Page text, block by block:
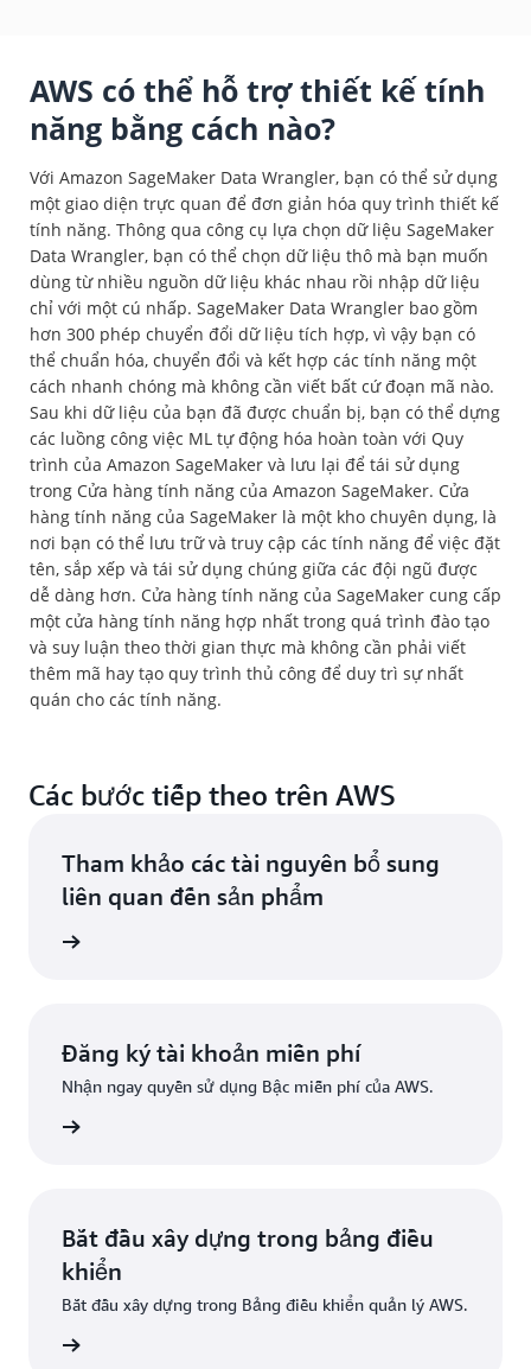
AWS có thể hỗ trợ thiết kế tính
năng bằng cách nào?
Với Amazon SageMaker Data Wrangler, bạn có thể sử dụng
một giao diện trực quan để đơn giản hóa quy trình thiết kế
tính năng. Thông qua công cụ lựa chọn dữ liệu SageMaker
Data Wrangler, bạn có thể chọn dữ liệu thô mà bạn muốn
dùng từ nhiều nguồn dữ liệu khác nhau rồi nhập dữ liệu
chỉ với một cú nhấp. SageMaker Data Wrangler bao gồm
hơn 300 phép chuyển đổi dữ liệu tích hợp, vì vậy bạn có
thể chuẩn hóa, chuyển đổi và kết hợp các tính năng một
cách nhanh chóng mà không cần viết bất cứ đoạn mã nào.
Sau khi dữ liệu của bạn đã được chuẩn bị, bạn có thể dựng
các luồng công việc ML tự động hóa hoàn toàn với Quy
trình của Amazon SageMaker và lưu lại để tái sử dụng
trong Cửa hàng tính năng của Amazon SageMaker. Cửa
hàng tính năng của SageMaker là một kho chuyên dụng, là
nơi bạn có thể lưu trữ và truy cập các tính năng để việc đặt
tên, sắp xếp và tái sử dụng chúng giữa các đội ngũ được
dễ dàng hơn. Cửa hàng tính năng của SageMaker cung cấp
một cửa hàng tính năng hợp nhất trong quá trình đào tạo
và suy luận theo thời gian thực mà không cần phải viết
thêm mã hay tạo quy trình thủ công để duy trì sự nhất
quán cho các tính năng.
Các bước tiếp theo trên AWS
Tham khảo các tài nguyên bổ sung
liên quan đến sản phẩm
Đăng ký tài khoản miễn phí
Nhận ngay quyền sử dụng Bậc miễn phí của AWS.
Bắt đầu xây dựng trong bảng điều
khiển
Bắt đầu xây dựng trong Bảng điều khiển quản lý AWS.